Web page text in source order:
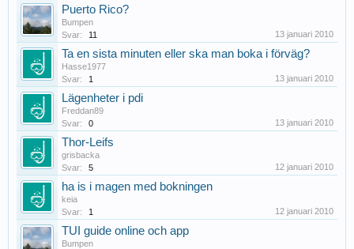
Puerto Rico?
Bumpen
Svar:
11 13 januari 2010
Ta en sista minuten eller ska man boka i förväg?
Hasse1977
Svar:
1 13 januari 2010
Lägenheter i pdi
Freddan89
Svar:
0 13 januari 2010
Thor-Leifs
grisbacka
Svar:
5 12 januari 2010
ha is i magen med bokningen
keia
Svar:
1 12 januari 2010
TUI guide online och app
Bumpen